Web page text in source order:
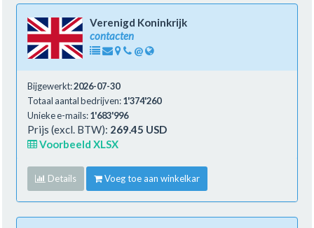
Verenigd Koninkrijk
contacten
@
Bijgewerkt:2026-07-30
Totaal aantal bedrijven:1'374'260
Unieke e-mails:1'683'996
Prijs (excl. BTW): 269.45 USD
Voorbeeld XLSX
Details Voeg toe aan winkelkar